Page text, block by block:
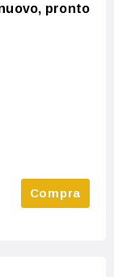
pronto
Compra